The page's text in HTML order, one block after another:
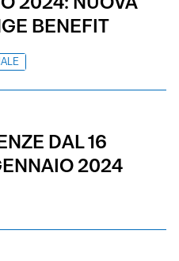
BENEFIT
DAL 16
2024